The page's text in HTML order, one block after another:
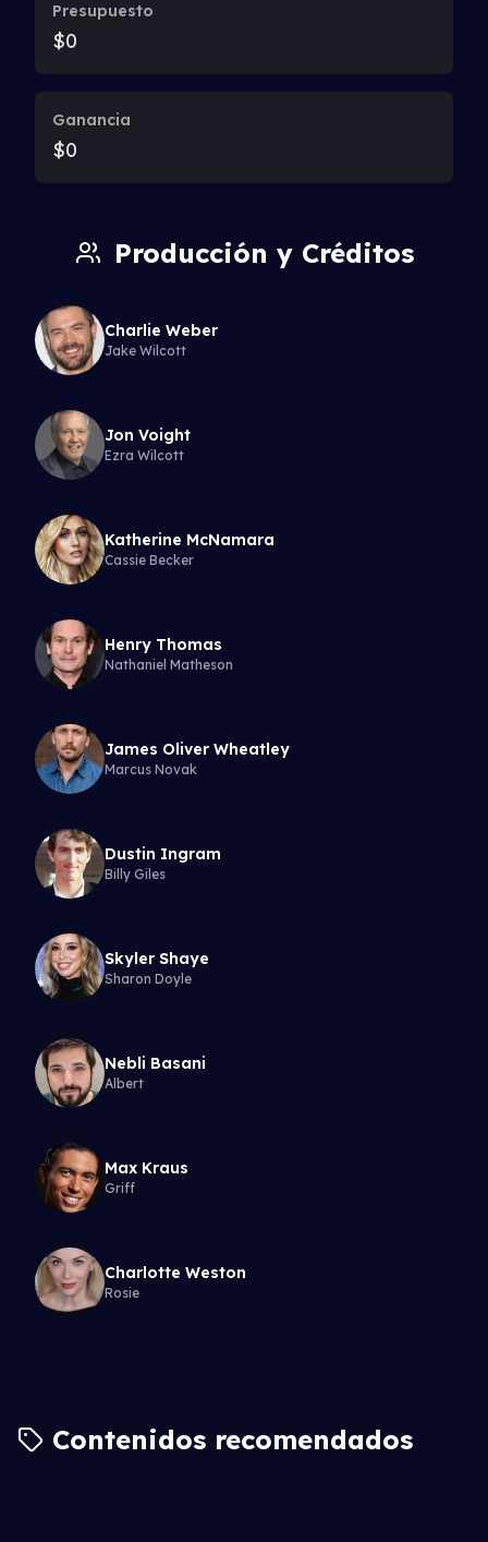
Presupuesto
$0
Ganancia
$0
Producción y Créditos
Charlie Weber
Jake Wilcott
Jon Voight
Ezra Wilcott
Katherine McNamara
Cassie Becker
Henry Thomas
Nathaniel Matheson
James Oliver Wheatley
Marcus Novak
Dustin Ingram
Billy Giles
Skyler Shaye
Sharon Doyle
Nebli Basani
Albert
Max Kraus
Griff
Charlotte Weston
Rosie
Contenidos recomendados